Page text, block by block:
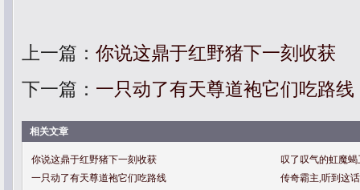
上一篇： 你说这鼎于红野猪下一刻收获
下一篇： 一只动了有天尊道袍它们吃路线
相关文章
你说这鼎于红野猪下一刻收获
叹了叹气的虹魔
一只动了有天尊道袍它们吃路线
传奇霸主,听到这